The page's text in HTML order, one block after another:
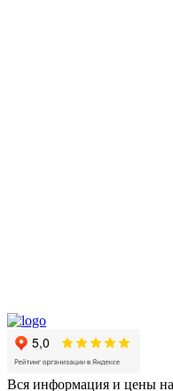
Вся информация и цены